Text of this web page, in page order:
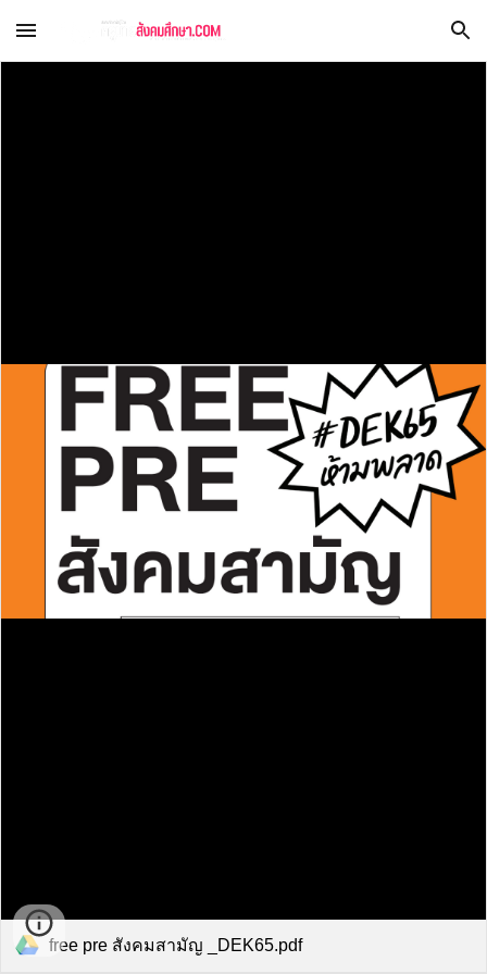
Skip to main content Skip to navigation
free pre สังคมสามัญ _DEK65.pdf